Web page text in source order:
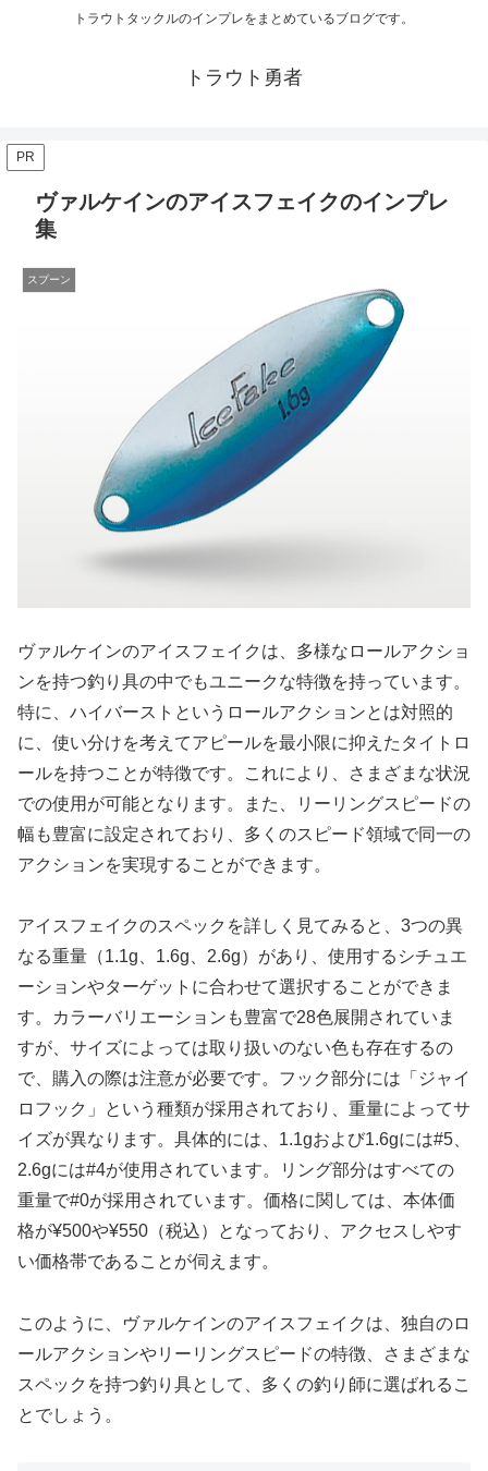
トラウトタックルのインプレをまとめているブログです。
トラウト勇者
PR
ヴァルケインのアイスフェイクのインプレ
集
スプーン
ヴァルケインのアイスフェイクは、多様なロールアクショ
ンを持つ釣り具の中でもユニークな特徴を持っています。
特に、ハイバーストというロールアクションとは対照的
に、使い分けを考えてアピールを最小限に抑えたタイトロ
ールを持つことが特徴です。これにより、さまざまな状況
での使用が可能となります。また、リーリングスピードの
幅も豊富に設定されており、多くのスピード領域で同一の
アクションを実現することができます。
アイスフェイクのスペックを詳しく見てみると、3つの異
なる重量（1.1g、1.6g、2.6g）があり、使用するシチュエ
ーションやターゲットに合わせて選択することができま
す。カラーバリエーションも豊富で28色展開されていま
すが、サイズによっては取り扱いのない色も存在するの
で、購入の際は注意が必要です。フック部分には「ジャイ
ロフック」という種類が採用されており、重量によってサ
イズが異なります。具体的には、1.1gおよび1.6gには#5、
2.6gには#4が使用されています。リング部分はすべての
重量で#0が採用されています。価格に関しては、本体価
格が¥500や¥550（税込）となっており、アクセスしやす
い価格帯であることが伺えます。
このように、ヴァルケインのアイスフェイクは、独自のロ
ールアクションやリーリングスピードの特徴、さまざまな
スペックを持つ釣り具として、多くの釣り師に選ばれるこ
とでしょう。